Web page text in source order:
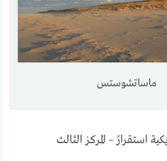
ماساتشوستس
استقرارً – المركز الثالث